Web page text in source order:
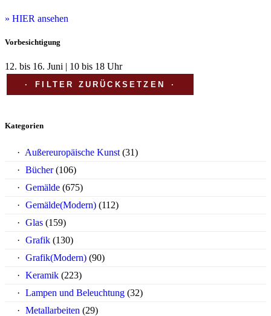
» HIER ansehen
Vorbesichtigung
12. bis 16. Juni | 10 bis 18 Uhr
FILTER ZURÜCKSETZEN
Kategorien
Außereuropäische Kunst (31)
Bücher (106)
Gemälde (675)
Gemälde(Modern) (112)
Glas (159)
Grafik (130)
Grafik(Modern) (90)
Keramik (223)
Lampen und Beleuchtung (32)
Metallarbeiten (29)